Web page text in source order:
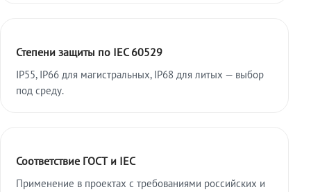
Степени защиты по IEC 60529
IP55, IP66 для магистральных, IP68 для литых — выбор
под среду.
Соответствие ГОСТ и IEC
Применение в проектах с требованиями российских и